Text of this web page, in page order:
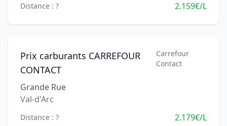
Distance : ? 2.159€/L
Prix carburants CARREFOUR
CONTACT
Carrefour
Contact
Grande Rue
Val-d'Arc
Distance : ? 2.179€/L